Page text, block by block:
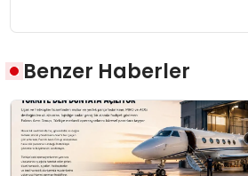
Benzer Haberler